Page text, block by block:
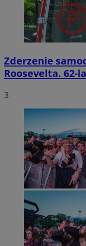
Zderzenie
Roosevelta. 62-
3